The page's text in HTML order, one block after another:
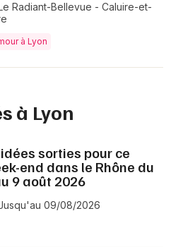
Radiant-Bellevue - Caluire-et-
à Lyon
à Lyon
sorties pour ce
end dans le Rhône du
9 août 2026
09/08/2026